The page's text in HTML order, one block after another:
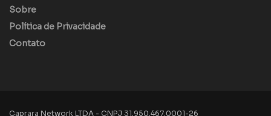
Sobre
Política de Privacidade
Contato
Caprara Network LTDA - CNPJ 31.950.467.0001-26